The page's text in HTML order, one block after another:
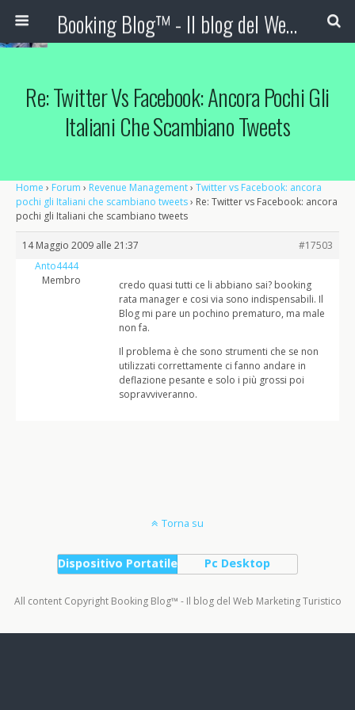
Booking Blog™ - Il blog del Web Marketing Turistico
Re: Twitter Vs Facebook: Ancora Pochi Gli
Italiani Che Scambiano Tweets
Home › Forum › Revenue Management› Twitter vs Facebook: ancora
pochi gli Italiani che scambiano tweets› Re: Twitter vs Facebook: ancora
pochi gli Italiani che scambiano tweets
14 Maggio 2009 alle 21:37
#17503
Anto4444
Membro
credo quasi tutti ce li abbiano sai? booking
rata manager e cosi via sono indispensabili. Il
Blog mi pare un pochino prematuro, ma male
non fa.
Il problema è che sono strumenti che se non
utilizzati correttamente ci fanno andare in
deflazione pesante e solo i più grossi poi
sopravviveranno.
Torna su
Dispositivo Portatile Pc Desktop
All content Copyright Booking Blog™ - Il blog del Web Marketing Turistico